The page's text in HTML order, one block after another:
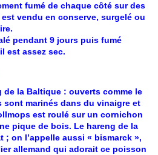
fumé de chaque côté sur des
vendu en conserve, surgelé ou
pendant 9 jours puis fumé
est assez sec.
de la Baltique : ouverts comme le
sont marinés dans du vinaigre et
est roulé sur un cornichon
pique de bois. Le hareng de la
; on l’appelle aussi « bismarck »,
allemand qui adorait ce poisson